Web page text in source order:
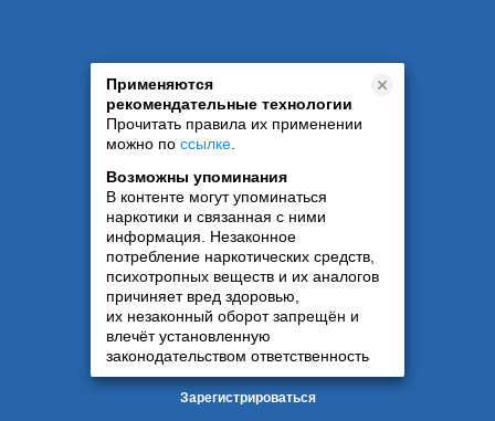
Применяются
рекомендательные технологии
Прочитать правила их применении
можно по ссылке
Возможны упоминания
В контенте могут упоминаться
наркотики и связанная с ними
информация. Незаконное
потребление наркотических средств,
психотропных веществ и их аналогов
причиняет вред здоровью,
их незаконный оборот запрещён и
влечёт установленную
законодательством ответственность
Зарегистрироваться